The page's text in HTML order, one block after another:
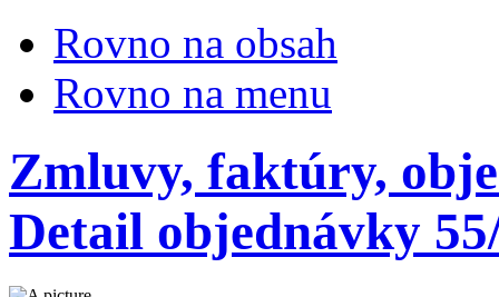
Rovno na obsah
Rovno na menu
Zmluvy, faktúry,
Detail objednávky